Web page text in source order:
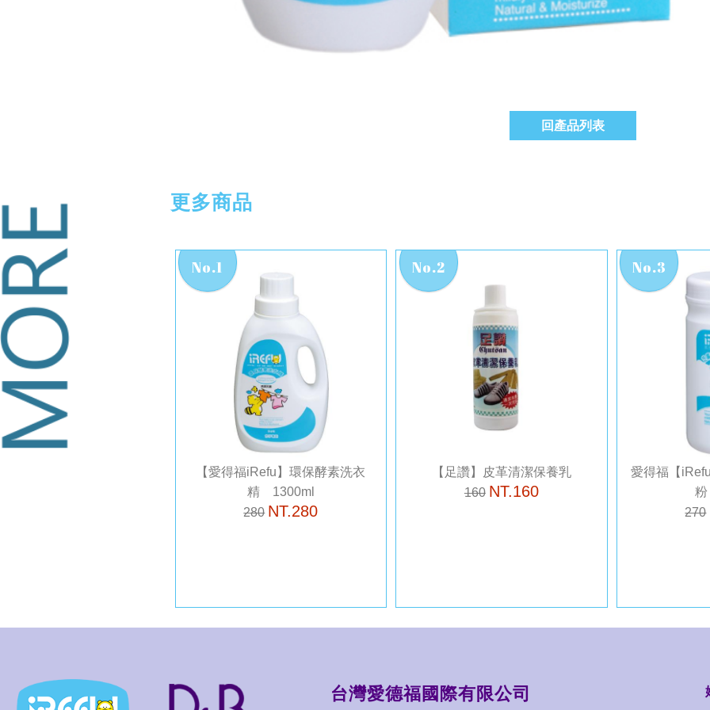
回產品列表
更多商品
No.1
【愛得福iRefu】環保酵素洗衣
精 1300ml
280 NT.280
No.2
【足讚】皮革清潔保養乳
160 NT.160
No.3
愛得福【
270
台灣愛德福國際有限公司